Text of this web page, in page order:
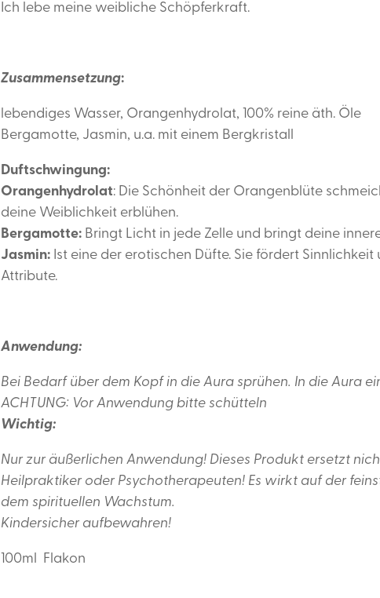
Ich lebe meine weibliche Schöpferkraft.
Zusammensetzung:
lebendiges Wasser, Orangenhydrolat, 100% reine äth. Öle
Bergamotte, Jasmin, u.a. mit einem Bergkristall
Duftschwingung:
Orangenhydrolat: Die Schönheit der Orangenblüte
deine Weiblichkeit erblühen.
Bergamotte:Bringt Licht in jede Zelle und bringt deine
Jasmin:Ist eine der erotischen Düfte. Sie fördert
Attribute.
Anwendung:
Bei Bedarf über dem Kopf in die Aura sprühen. In die Aura
ACHTUNG: Vor Anwendung bitte schütteln
Wichtig:
Nur zur äußerlichen Anwendung! Dieses Produkt ersetzt
Heilpraktiker oder Psychotherapeuten! Es wirkt auf der
dem spirituellen Wachstum.
Kindersicher aufbewahren!
100ml Flakon